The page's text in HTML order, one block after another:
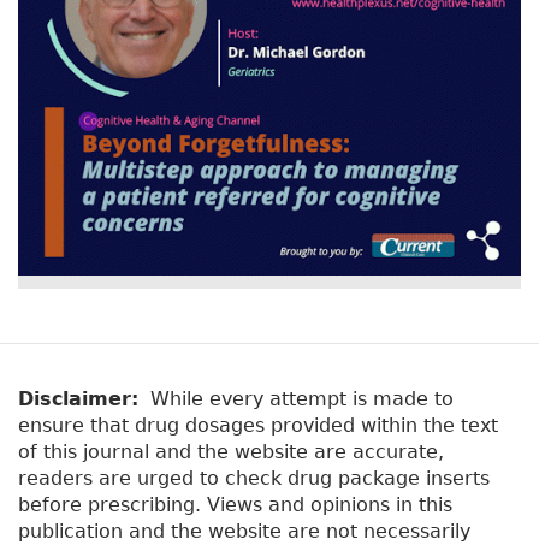
Disclaimer: While every attempt is made to
ensure that drug dosages provided within the text
of this journal and the website are accurate,
readers are urged to check drug package inserts
before prescribing. Views and opinions in this
publication and the website are not necessarily